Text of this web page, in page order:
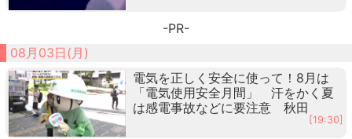
-PR-
08月03日(月)
電気を正しく安全に使って！8月は
「電気使用安全月間」 汗をかく夏
は感電事故などに要注意 秋田
[19:30]